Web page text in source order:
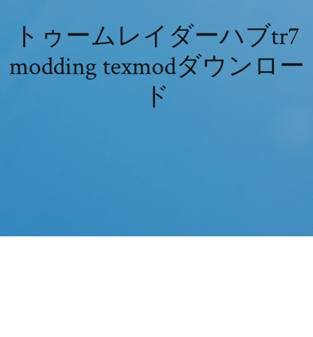
トゥームレイダーハブtr7
modding texmodダウンロー
ド